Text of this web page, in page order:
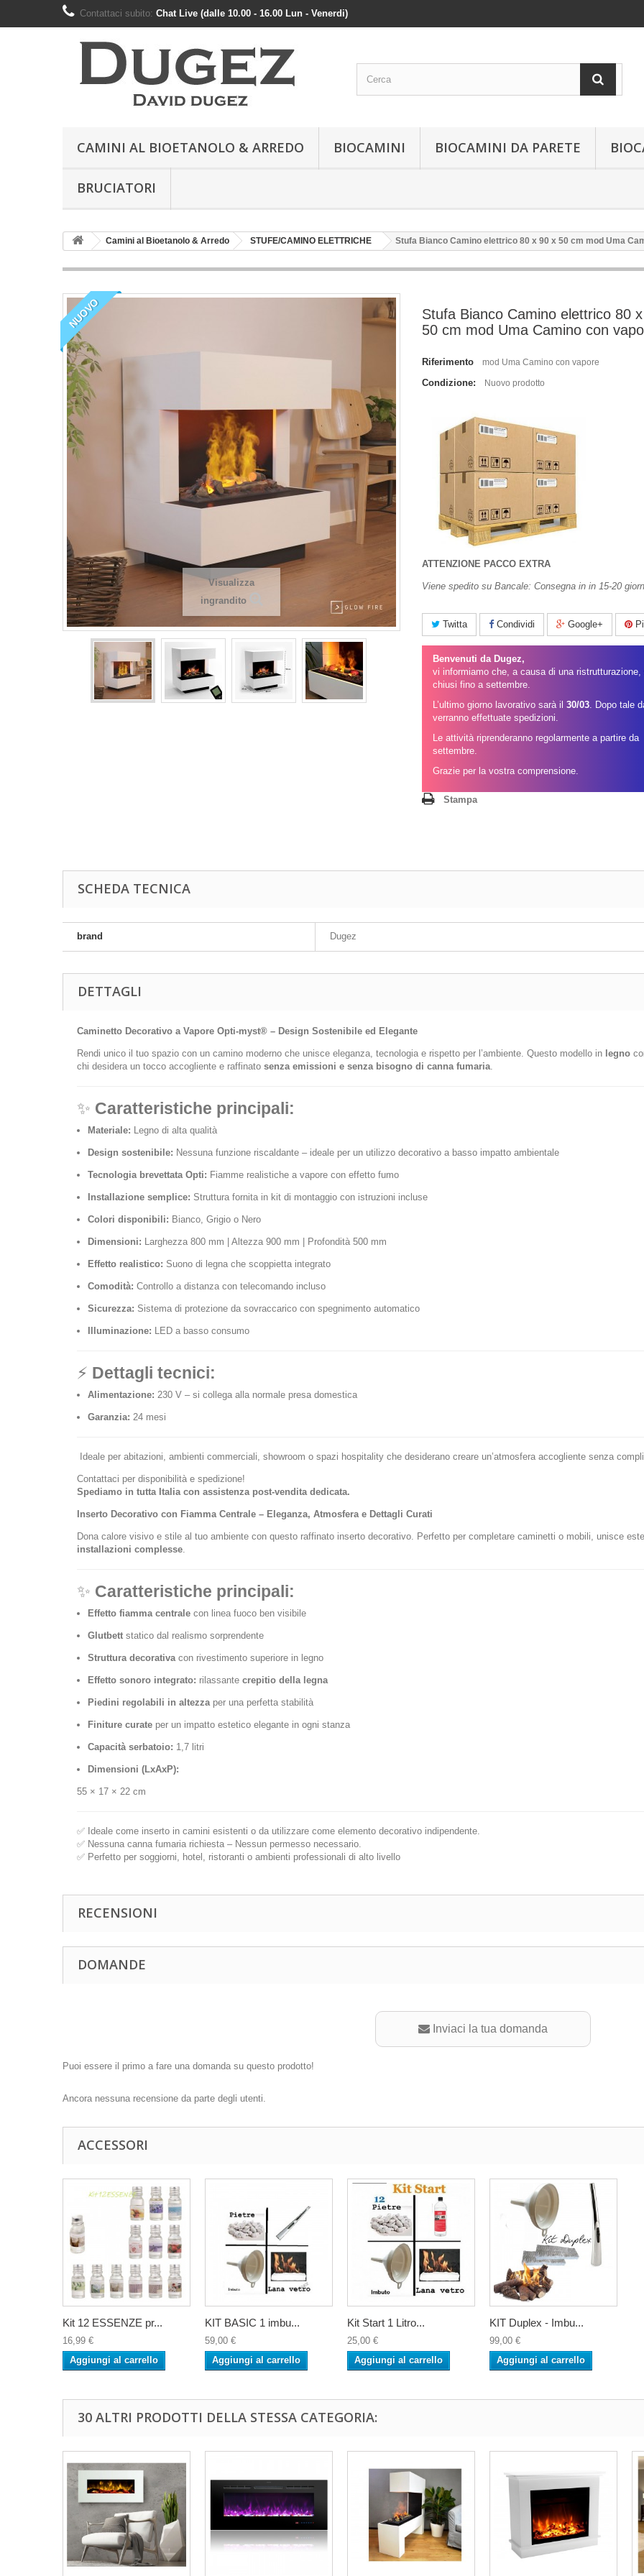
Contattaci subito: Chat Live (dalle 10.00 - 16.00 Lun - Venerdi)
CAMINI AL BIOETANOLO & ARREDO BIOCAMINI BIOCAMINI DA PARETE
BRUCIATORI
Camini al Bioetanolo & Arredo STUFE/CAMINO ELETTRICHE Stufa Bianco Camino elettrico 80 x 90 x 50 cm mod Uma
NUOVO
Visualizza
ingrandito
Stufa Bianco Camino elettrico 80
50 cm mod Uma Camino con
Riferimento mod Uma Camino con vapore
Condizione: Nuovo prodotto
ATTENZIONE PACCO EXTRA
Viene spedito su Bancale: Consegna in in 15-20
Twitta Condividi Google+
Benvenuti da Dugez,
vi informiamo che, a causa di una ristrutturazione,
chiusi fino a settembre.
L’ultimo giorno lavorativo sarà il 30/03. Dopo tale
verranno effettuate spedizioni.
Le attività riprenderanno regolarmente a partire da
settembre.
Grazie per la vostra comprensione.
Stampa
SCHEDA TECNICA
brand Dugez
DETTAGLI
Caminetto Decorativo a Vapore Opti-myst® – Design Sostenibile ed Elegante
Rendi unico il tuo spazio con un camino moderno che unisce eleganza, tecnologia e rispetto per l’ambiente. Questo modello in legno
chi desidera un tocco accogliente e raffinato senza emissioni e senza bisogno di canna fumaria.
✨ Caratteristiche principali:
Materiale: Legno di alta qualità
Design sostenibile: Nessuna funzione riscaldante – ideale per un utilizzo decorativo a basso impatto ambientale
Tecnologia brevettata Opti: Fiamme realistiche a vapore con effetto fumo
Installazione semplice: Struttura fornita in kit di montaggio con istruzioni incluse
Colori disponibili: Bianco, Grigio o Nero
Dimensioni: Larghezza 800 mm | Altezza 900 mm | Profondità 500 mm
Effetto realistico: Suono di legna che scoppietta integrato
Comodità: Controllo a distanza con telecomando incluso
Sicurezza: Sistema di protezione da sovraccarico con spegnimento automatico
Illuminazione: LED a basso consumo
⚡ Dettagli tecnici:
Alimentazione: 230 V – si collega alla normale presa domestica
Garanzia: 24 mesi
Ideale per abitazioni, ambienti commerciali, showroom o spazi hospitality che desiderano creare un’atmosfera accogliente senza
Contattaci per disponibilità e spedizione!
Spediamo in tutta Italia con assistenza post-vendita dedicata.
Inserto Decorativo con Fiamma Centrale – Eleganza, Atmosfera e Dettagli Curati
Dona calore visivo e stile al tuo ambiente con questo raffinato inserto decorativo. Perfetto per completare caminetti o mobili, unisce
installazioni complesse.
✨ Caratteristiche principali:
Effetto fiamma centrale con linea fuoco ben visibile
Glutbett statico dal realismo sorprendente
Struttura decorativacon rivestimento superiore in legno
Effetto sonoro integrato: rilassante crepitio della legna
Piedini regolabili in altezzaper una perfetta stabilità
Finiture curate per un impatto estetico elegante in ogni stanza
Capacità serbatoio: 1,7 litri
Dimensioni (LxAxP):
55 × 17 × 22 cm
✅ Ideale come inserto in camini esistenti o da utilizzare come elemento decorativo indipendente.
✅ Nessuna canna fumaria richiesta – Nessun permesso necessario.
✅ Perfetto per soggiorni, hotel, ristoranti o ambienti professionali di alto livello
RECENSIONI
DOMANDE
Inviaci la tua domanda
Puoi essere il primo a fare una domanda su questo prodotto!
Ancora nessuna recensione da parte degli utenti.
ACCESSORI
Kit 12 ESSENZE pr...
16,99 €
Aggiungi al carrello
KIT BASIC 1 imbu...
59,00 €
Aggiungi al carrello
Kit Start 1 Litro...
25,00 €
Aggiungi al carrello
KIT Duplex - Imbu...
99,00 €
Aggiungi al carrello
30 ALTRI PRODOTTI DELLA STESSA CATEGORIA: